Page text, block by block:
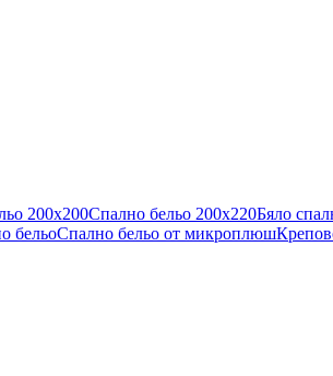
200x200Спално бельо 200x220Бяло
бельоСпално бельо от микроплюш